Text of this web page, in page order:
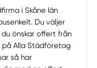
i Skåne län
Du väljer
önskar offert från
på Alla Städföretag
så har